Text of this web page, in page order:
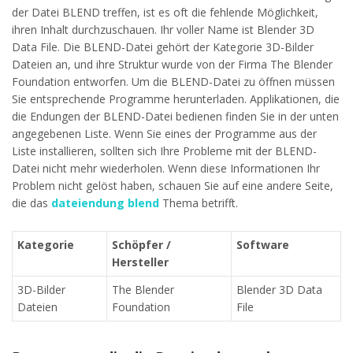
der Datei BLEND treffen, ist es oft die fehlende Möglichkeit,
ihren Inhalt durchzuschauen. Ihr voller Name ist Blender 3D
Data File. Die BLEND-Datei gehört der Kategorie 3D-Bilder
Dateien an, und ihre Struktur wurde von der Firma The Blender
Foundation entworfen. Um die BLEND-Datei zu öffnen müssen
Sie entsprechende Programme herunterladen. Applikationen, die
die Endungen der BLEND-Datei bedienen finden Sie in der unten
angegebenen Liste. Wenn Sie eines der Programme aus der
Liste installieren, sollten sich Ihre Probleme mit der BLEND-
Datei nicht mehr wiederholen. Wenn diese Informationen Ihr
Problem nicht gelöst haben, schauen Sie auf eine andere Seite,
die das dateiendung blend Thema betrifft.
Kategorie
Schöpfer /
Hersteller
Software
3D-Bilder
Dateien
The Blender
Foundation
Blender 3D Data
File